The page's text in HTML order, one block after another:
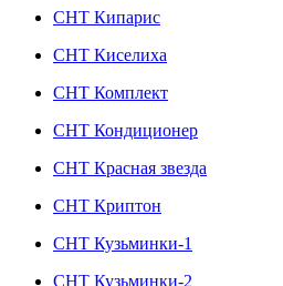
СНТ Кипарис
СНТ Киселиха
СНТ Комплект
СНТ Кондиционер
СНТ Красная звезда
СНТ Криптон
СНТ Кузьминки-1
СНТ Кузьминки-2